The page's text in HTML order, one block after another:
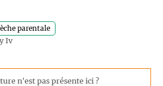
parentale
Iv
n'est pas présente ici ?